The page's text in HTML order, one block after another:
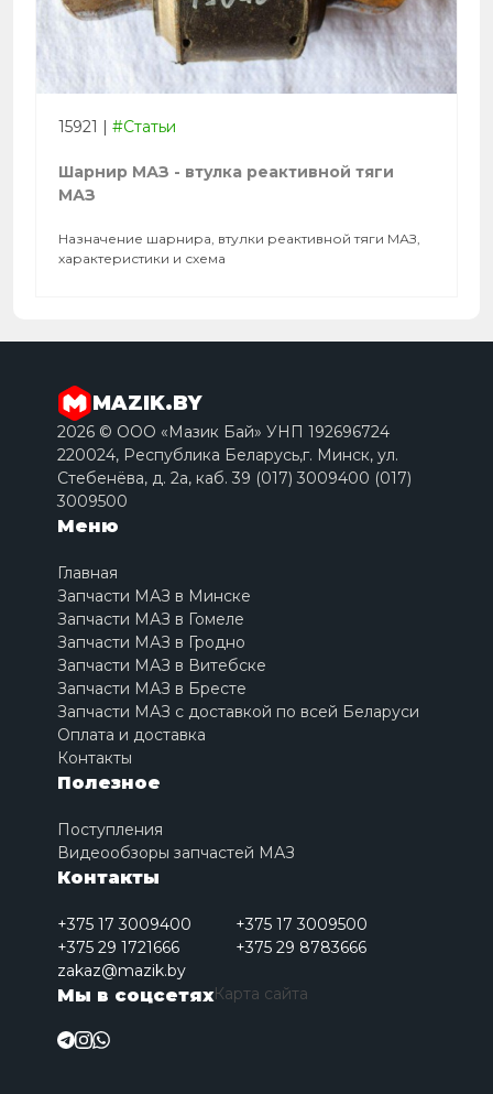
15921 | #Статьи
Шарнир МАЗ - втулка реактивной тяги
МАЗ
Назначение шарнира, втулки реактивной тяги МАЗ,
характеристики и схема
MAZIK.BY
2026 © ООО «Мазик Бай» УНП 192696724
220024, Республика Беларусь,г. Минск, ул.
Стебенёва, д. 2a, каб. 39 (017) 3009400 (017)
3009500
Меню
Главная
Запчасти МАЗ в Минске
Запчасти МАЗ в Гомеле
Запчасти МАЗ в Гродно
Запчасти МАЗ в Витебске
Запчасти МАЗ в Бресте
Запчасти МАЗ с доставкой по всей Беларуси
Оплата и доставка
Контакты
Полезное
Поступления
Видеообзоры запчастей МАЗ
Контакты
+375 17 3009400
+375 17 3009500
+375 29 1721666
+375 29 8783666
zakaz@mazik.by
Мы в соцсетяхКарта сайта